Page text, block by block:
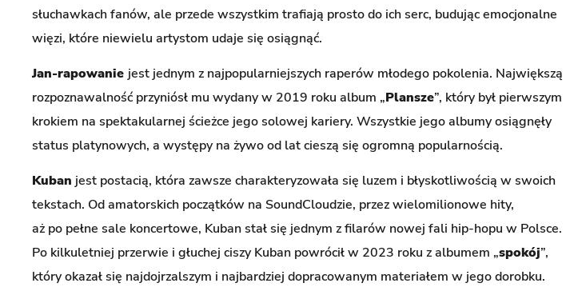
słuchawkach fanów, ale przede wszystkim trafiają prosto do ich serc, budując emocjonalne
więzi, które niewielu artystom udaje się osiągnąć.
Jan-rapowanie jest jednym z najpopularniejszych raperów młodego pokolenia. Największą
rozpoznawalność przyniósł mu wydany w 2019 roku album „Plansze”, który był pierwszym
krokiem na spektakularnej ścieżce jego solowej kariery. Wszystkie jego albumy osiągnęły
status platynowych, a występy na żywo od lat cieszą się ogromną popularnością.
Kuban jest postacią, która zawsze charakteryzowała się luzem i błyskotliwością w swoich
tekstach. Od amatorskich początków na SoundCloudzie, przez wielomilionowe hity,
aż po pełne sale koncertowe, Kuban stał się jednym z filarów nowej fali hip-hopu w Polsce.
Po kilkuletniej przerwie i głuchej ciszy Kuban powrócił w 2023 roku z albumem „spokój”,
który okazał się najdojrzalszym i najbardziej dopracowanym materiałem w jego dorobku.